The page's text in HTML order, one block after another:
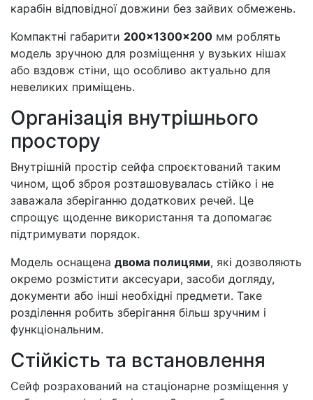
карабін відповідної довжини без зайвих обмежень.
Компактні габарити 200×1300×200 мм роблять
модель зручною для розміщення у вузьких нішах
або вздовж стіни, що особливо актуально для
невеликих приміщень.
Організація внутрішнього
простору
Внутрішній простір сейфа спроєктований таким
чином, щоб зброя розташовувалась стійко і не
заважала зберіганню додаткових речей. Це
спрощує щоденне використання та допомагає
підтримувати порядок.
Модель оснащена двома полицями, які дозволяють
окремо розмістити аксесуари, засоби догляду,
документи або інші необхідні предмети. Таке
розділення робить зберігання більш зручним і
функціональним.
Стійкість та встановлення
Сейф розрахований на стаціонарне розміщення у